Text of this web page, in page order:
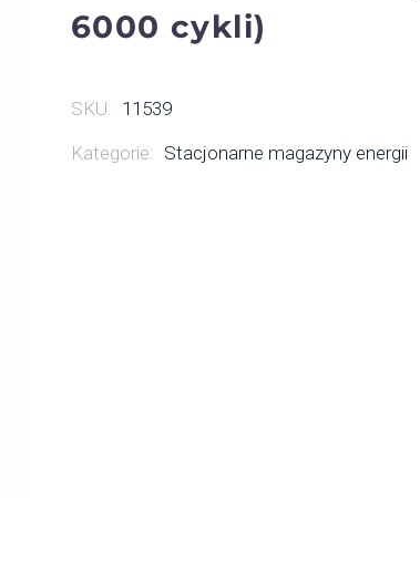
6000 cykli)
SKU: 11539
Kategorie: Stacjonarne magazyny energii